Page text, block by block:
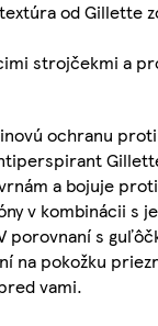
textúra od
strojčekmi a
ochranu
a bojuje
v kombinácii s
s
pokožku
vami.